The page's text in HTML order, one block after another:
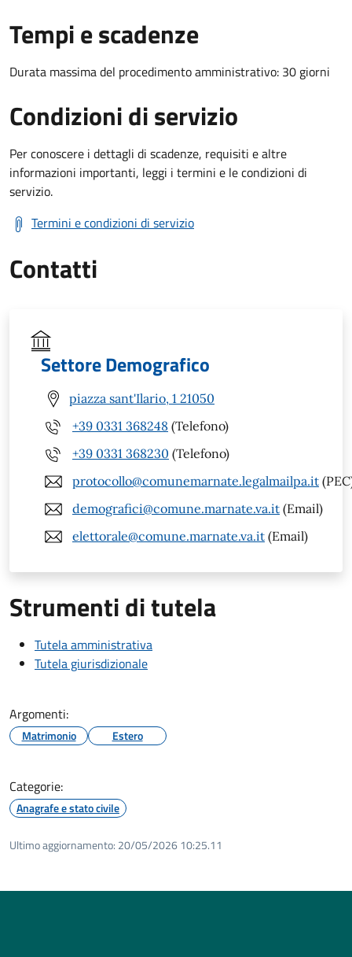
Tempi e scadenze
Durata massima del procedimento amministrativo: 30 giorni
Condizioni di servizio
Per conoscere i dettagli di scadenze, requisiti e altre
informazioni importanti, leggi i termini e le condizioni di
servizio.
Termini e condizioni di servizio
Contatti
Settore Demografico
piazza sant'Ilario, 1 21050
+39 0331 368248 (Telefono)
+39 0331 368230 (Telefono)
protocollo@comunemarnate.legalmailpa.it
demografici@comune.marnate.va.it (Email)
elettorale@comune.marnate.va.it (Email)
Strumenti di tutela
Tutela amministrativa
Tutela giurisdizionale
Argomenti:
Matrimonio Estero
Categorie:
Anagrafe e stato civile
Ultimo aggiornamento: 20/05/2026 10:25.11